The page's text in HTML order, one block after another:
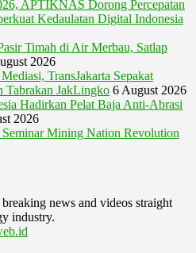
APTIKNAS Dorong Percepatan
Kedaulatan Digital Indonesia
Timah di Air Merbau, Satlap
2026
TransJakarta Sepakat
Tabrakan JakLingko 6 August 2026
Hadirkan Pelat Baja Anti-Abrasi
2026
Mining Nation Revolution
news and videos straight
industry.